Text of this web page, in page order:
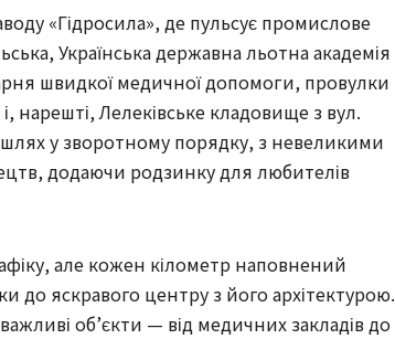
«Гідросила», де пульсує промислове
Українська державна льотна академія
швидкої медичної допомоги, провулки
нарешті, Лелеківське кладовище з вул.
у зворотному порядку, з невеликими
додаючи родзинку для любителів
але кожен кілометр наповнений
до яскравого центру з його архітектурою.
об’єкти — від медичних закладів до